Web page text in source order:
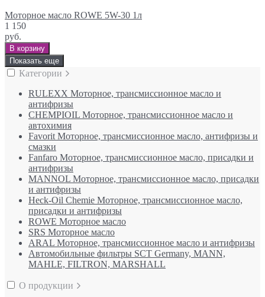
Моторное масло ROWE 5W-30 1л
1 150
руб.
В корзину
Показать еще
Категории
RULEXX Моторное, трансмиссионное масло и
антифризы
CHEMPIOIL Моторное, трансмиссионное масло и
автохимия
Favorit Моторное, трансмиссионное масло, антифризы и
смазки
Fanfaro Моторное, трансмиссионное масло, присадки и
антифризы
MANNOL Моторное, трансмиссионное масло, присадки
и антифризы
Heck-Oil Chemie Моторное, трансмиссионное масло,
присадки и антифризы
ROWE Моторное масло
SRS Моторное масло
ARAL Моторное, трансмиссионное масло и антифризы
Автомобильные фильтры SCT Germany, MANN,
MAHLE, FILTRON, MARSHALL
О продукции